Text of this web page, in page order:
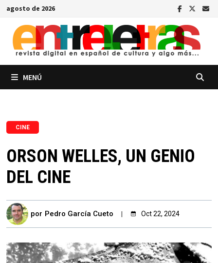
Saltar
contenido
agosto de 2026
MENÚ
CINE
ORSON WELLES, UN GENIO
DEL CINE
por Pedro García Cueto Oct 22, 2024